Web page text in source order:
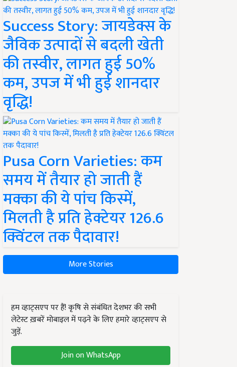
Success Story: जायडेक्स के
जैविक उत्पादों से बदली खेती
की तस्वीर, लागत हुई 50%
कम, उपज में भी हुई शानदार
वृद्धि!
Pusa Corn Varieties: कम
समय में तैयार हो जाती हैं
मक्का की ये पांच किस्में,
मिलती है प्रति हेक्टेयर 126.6
क्विंटल तक पैदावार!
More Stories
हम व्हाट्सएप पर हैं! कृषि से संबंधित देशभर की सभी
लेटेस्ट ख़बरें मोबाइल में पढ़ने के लिए हमारे व्हाट्सएप से
जुड़ें.
Join on WhatsApp